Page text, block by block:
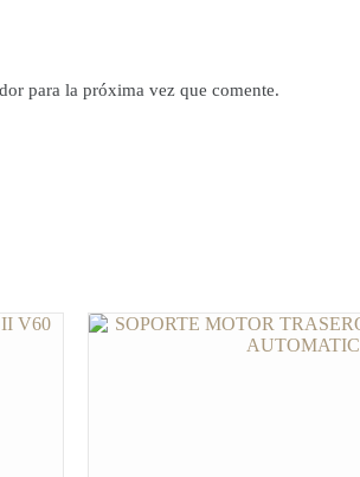
para la próxima vez que comente.